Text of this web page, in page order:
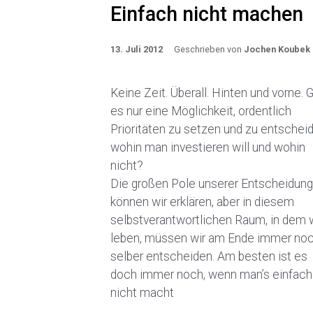
Einfach nicht machen
13. Juli 2012 Geschrieben von Jochen Koubek
Keine Zeit. Überall. Hinten und vorne.
es nur eine Möglichkeit, ordentlich
Prioritäten zu setzen und zu
wohin man investieren will und wohin
nicht?
Die großen Pole unserer
können wir erklären, aber in diesem
selbstverantwortlichen Raum, in dem
leben, müssen wir am Ende immer
selber entscheiden. Am besten ist es
doch immer noch, wenn man’s einfach
nicht macht